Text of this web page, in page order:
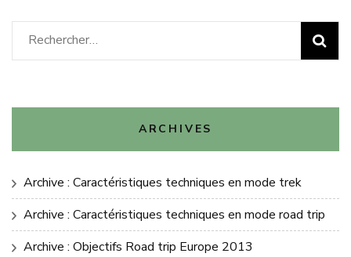
Rechercher :
ARCHIVES
Archive : Caractéristiques techniques en mode trek
Archive : Caractéristiques techniques en mode road trip
Archive : Objectifs Road trip Europe 2013